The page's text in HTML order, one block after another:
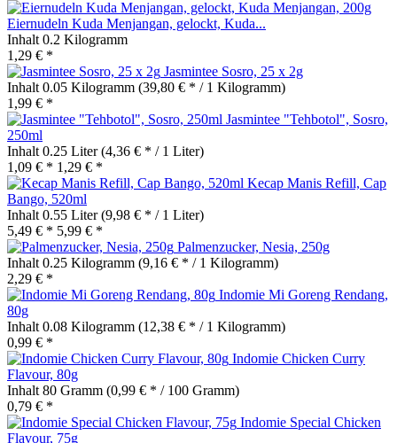
Eiernudeln Kuda Menjangan, gelockt, Kuda...
Inhalt 0.2 Kilogramm
1,29 € *
Jasmintee Sosro, 25 x 2g
Inhalt 0.05 Kilogramm (39,80 € * / 1 Kilogramm)
1,99 € *
Jasmintee "Tehbotol", Sosro,
250ml
Inhalt 0.25 Liter(4,36 € * / 1 Liter)
1,09 € * 1,29 € *
Kecap Manis Refill, Cap
Bango, 520ml
Inhalt 0.55 Liter(9,98 € * / 1 Liter)
5,49 € * 5,99 € *
Palmenzucker, Nesia, 250g
Inhalt 0.25 Kilogramm (9,16 € * / 1 Kilogramm)
2,29 € *
Indomie Mi Goreng Rendang,
80g
Inhalt 0.08 Kilogramm (12,38 € * / 1 Kilogramm)
0,99 € *
Indomie Chicken Curry
Flavour, 80g
Inhalt 80 Gramm (0,99 € * / 100 Gramm)
0,79 € *
Indomie Special Chicken
Flavour, 75g